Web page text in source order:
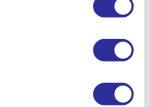
en kennismaking
Zorg en Welzijn (Davy Nijs en
Van De Ginste, Mediawijs)
aanpak digicoaches